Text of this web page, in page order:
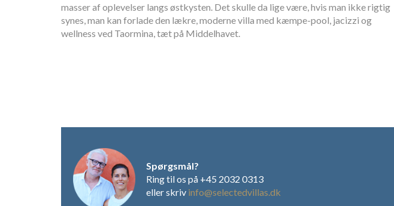
masser af oplevelser langs østkysten. Det skulle da lige være, hvis man ikke rigtig
synes, man kan forlade den lækre, moderne villa med kæmpe-pool, jacizzi og
wellness ved Taormina, tæt på Middelhavet.
Spørgsmål?
Ring til os på +45 2032 0313
eller skriv info@selectedvillas.dk